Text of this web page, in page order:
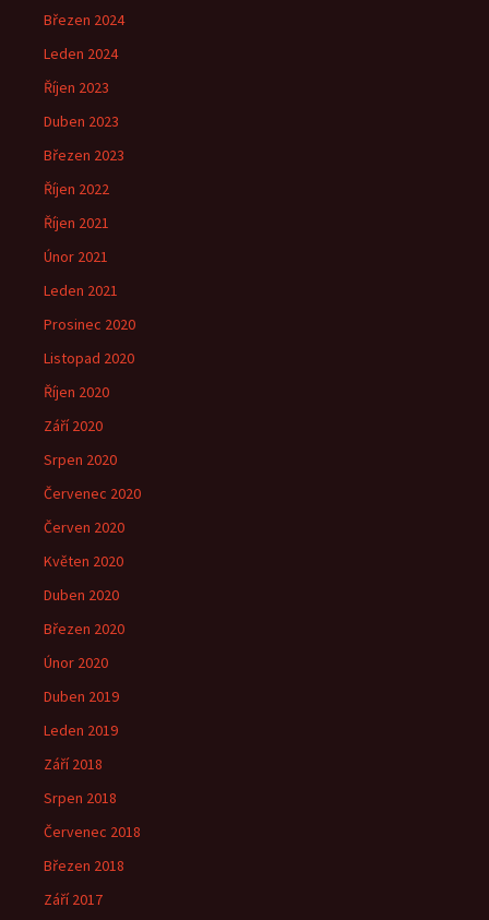
Březen 2024
Leden 2024
Říjen 2023
Duben 2023
Březen 2023
Říjen 2022
Říjen 2021
Únor 2021
Leden 2021
Prosinec 2020
Listopad 2020
Říjen 2020
Září 2020
Srpen 2020
Červenec 2020
Červen 2020
Květen 2020
Duben 2020
Březen 2020
Únor 2020
Duben 2019
Leden 2019
Září 2018
Srpen 2018
Červenec 2018
Březen 2018
Září 2017